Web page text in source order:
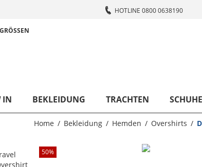
HOTLINE 0800 0638190
IN BEKLEIDUNG TRACHTEN SCHUHE
Home Bekleidung Hemden Overshirts
50%